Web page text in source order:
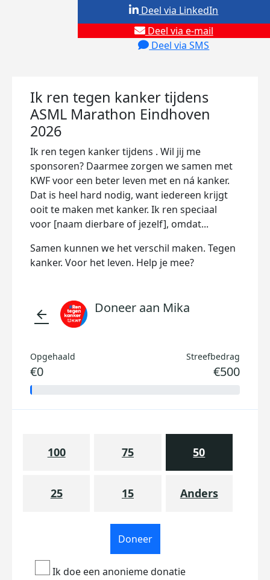
Deel via e-mail
Deel via SMS
Deel via LinkedIn
Ik ren tegen kanker tijdens
ASML Marathon Eindhoven
2026
Ik ren tegen kanker tijdens . Wil jij me
sponsoren? Daarmee zorgen we samen met
KWF voor een beter leven met en ná kanker.
Dat is heel hard nodig, want iedereen krijgt
ooit te maken met kanker. Ik ren speciaal
voor [naam dierbare of jezelf], omdat...
Samen kunnen we het verschil maken. Tegen
kanker. Voor het leven. Help je mee?
arrow_back Doneer aan Mika
Opgehaald
€0
Streefbedrag
€500
100 75 50
25 15 Anders
Doneer
Ik doe een anonieme donatie